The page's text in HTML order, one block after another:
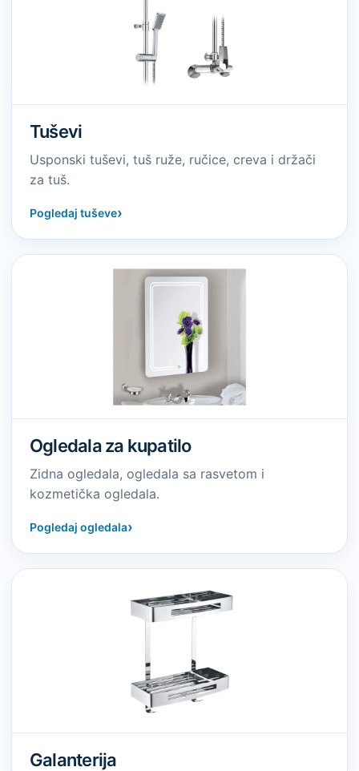
Tuševi
Usponski tuševi, tuš ruže, ručice, creva i držači
za tuš.
Pogledaj tuševe›
Ogledala za kupatilo
Zidna ogledala, ogledala sa rasvetom i
kozmetička ogledala.
Pogledaj ogledala›
Galanterija